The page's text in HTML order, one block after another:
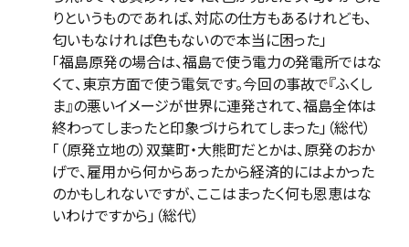
りというものであれば、対応の仕方もあるけれども、
匂いもなければ色もないので本当に困った」
「福島原発の場合は、福島で使う電力の発電所ではな
くて、東京方面で使う電気です。今回の事故で『ふくし
ま』の悪いイメージが世界に連発されて、福島全体は
終わってしまったと印象づけられてしまった」（総代）
「（原発立地の）双葉町・大熊町だとかは、原発のおか
げで、雇用から何からあったから経済的にはよかった
のかもしれないですが、ここはまったく何も恩恵はな
いわけですから」（総代）